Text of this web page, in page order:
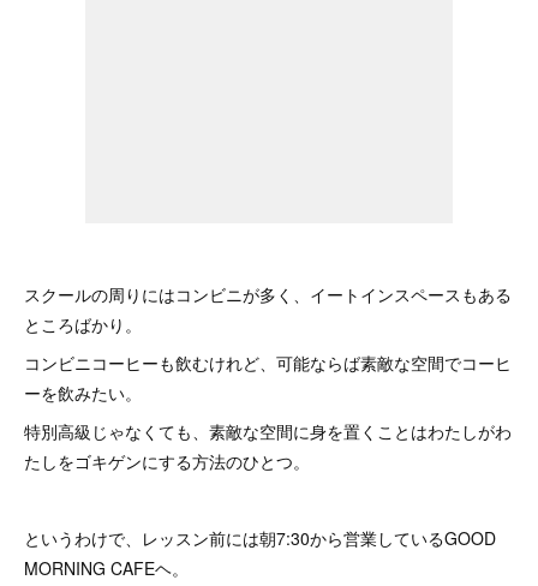
スクールの周りにはコンビニが多く、イートインスペースもある
ところばかり。
コンビニコーヒーも飲むけれど、可能ならば素敵な空間でコーヒ
ーを飲みたい。
特別高級じゃなくても、素敵な空間に身を置くことはわたしがわ
たしをゴキゲンにする方法のひとつ。
というわけで、レッスン前には朝7:30から営業しているGOOD
MORNING CAFEヘ。